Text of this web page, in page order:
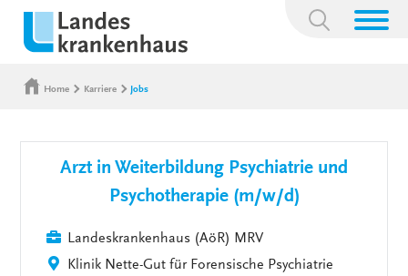
Suchbegriff:
Home Karriere Jobs
Arzt in Weiterbildung Psychiatrie und
Psychotherapie (m/w/d)
Landeskrankenhaus (AöR) MRV
Klinik Nette-Gut für Forensische Psychiatrie